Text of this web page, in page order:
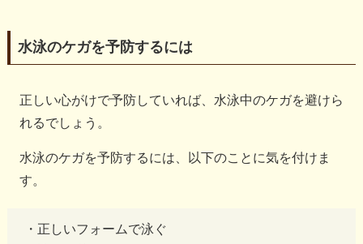
水泳のケガを予防するには
正しい心がけで予防していれば、水泳中のケガを避けら
れるでしょう。
水泳のケガを予防するには、以下のことに気を付けま
す。
・正しいフォームで泳ぐ